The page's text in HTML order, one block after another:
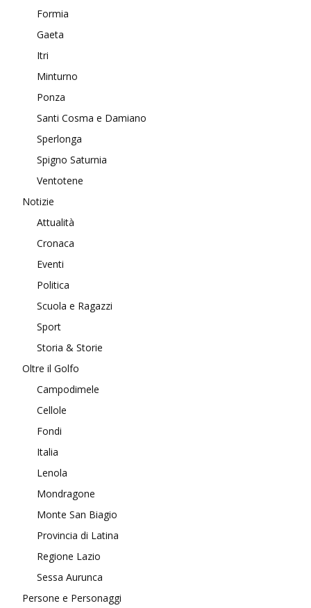
Formia
Gaeta
Itri
Minturno
Ponza
Santi Cosma e Damiano
Sperlonga
Spigno Saturnia
Ventotene
Notizie
Attualità
Cronaca
Eventi
Politica
Scuola e Ragazzi
Sport
Storia & Storie
Oltre il Golfo
Campodimele
Cellole
Fondi
Italia
Lenola
Mondragone
Monte San Biagio
Provincia di Latina
Regione Lazio
Sessa Aurunca
Persone e Personaggi